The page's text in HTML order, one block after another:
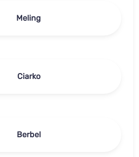
Meling
Ciarko
Berbel